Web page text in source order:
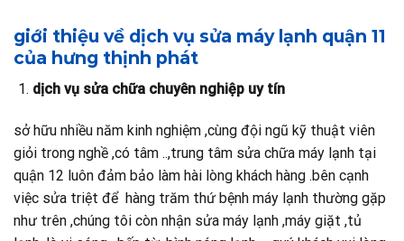
giới thiệu về dịch vụ sửa máy lạnh quận 11
của hưng thịnh phát
dịch vụ sửa chữa chuyên nghiệp uy tín
sở hữu nhiều năm kinh nghiệm ,cùng đội ngũ kỹ thuật viên
giỏi trong nghề ,có tâm ..,trung tâm sửa chữa máy lạnh tại
quận 12 luôn đảm bảo làm hài lòng khách hàng .bên cạnh
việc sửa triệt để hàng trăm thứ bệnh máy lạnh thường gặp
như trên ,chúng tôi còn nhận sửa máy lạnh ,máy giặt ,tủ